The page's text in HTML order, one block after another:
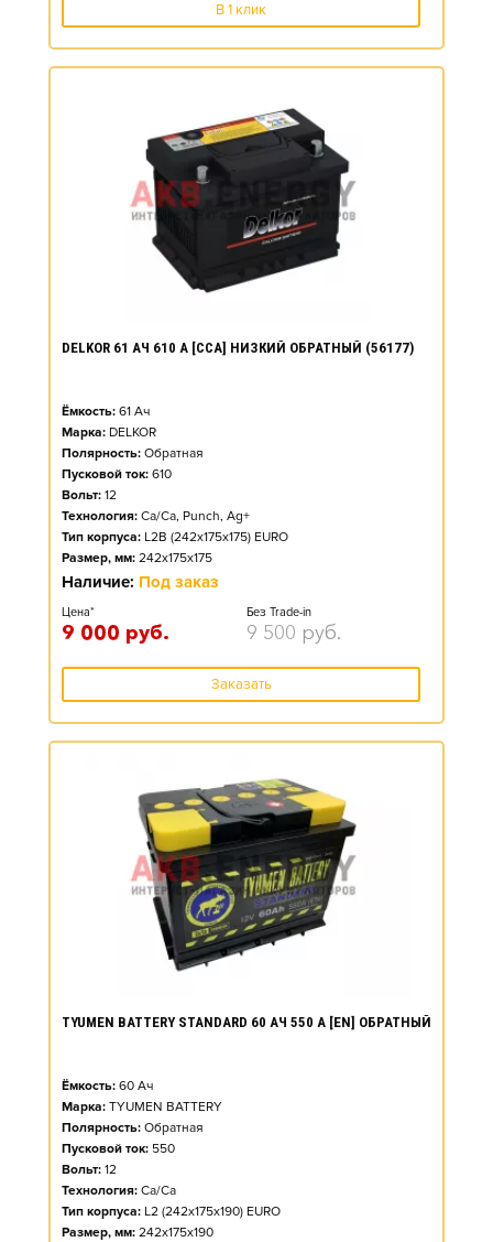
В 1 клик
DELKOR 61 АЧ 610 А [CCA] НИЗКИЙ ОБРАТНЫЙ (56177)
Ёмкость: 61 Ач
Марка: DELKOR
Полярность: Обратная
Пусковой ток: 610
Вольт: 12
Технология: Ca/Ca, Punch, Ag+
Тип корпуса: L2B (242x175x175) EURO
Размер, мм: 242x175x175
Наличие: Под заказ
Цена*
9 000 руб.
Без Trade-in
9 500 руб.
Заказать
TYUMEN BATTERY STANDARD 60 АЧ 550 А [EN] ОБРАТНЫЙ
Ёмкость: 60 Ач
Марка: TYUMEN BATTERY
Полярность: Обратная
Пусковой ток: 550
Вольт: 12
Технология: Ca/Ca
Тип корпуса: L2 (242x175x190) EURO
Размер, мм: 242x175x190